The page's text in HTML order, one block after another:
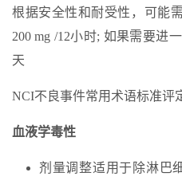
根据安全性和耐受性，可能
200 mg /12小时; 如果需要进
天
NCI不良事件常用术语标准评
血液学毒性
剂量调整适用于除淋巴